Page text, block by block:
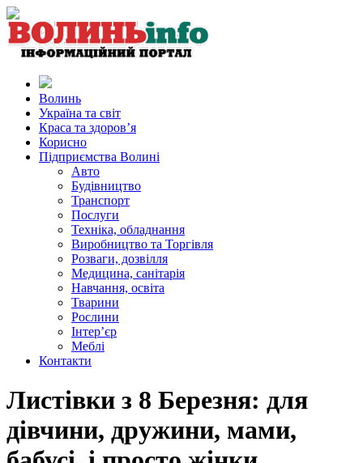
Волинь
Україна та світ
Краса та здоров’я
Корисно
Підприємства Волині
Авто
Будівництво
Транспорт
Послуги
Техніка, обладнання
Виробництво та Торгівля
Розваги, дозвілля
Медицина, санітарія
Навчання, освіта
Тварини
Рослини
Інтер’єр
Меблі
Контакти
Листівки з 8 Березня: для
дівчини, дружини, мами,